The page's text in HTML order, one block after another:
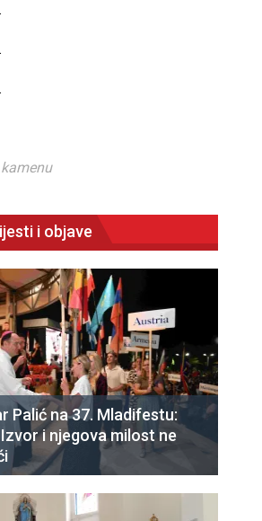
i objave
Palić na 37. Mladifestu:
i njegova milost ne